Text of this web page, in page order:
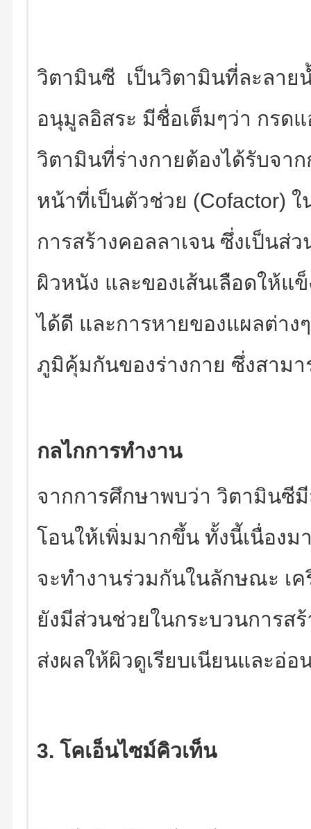
วิตามินซี เป็นวิตามินที่ละลาย
อนุมูลอิสระ มีชื่อเต็มๆว่า กรด
วิตามินที่ร่างกายต้องได้รับจา
หน้าที่เป็นตัวช่วย (Cofactor)
การสร้างคอลลาเจน ซึ่งเป็นส่
ผิวหนัง และของเส้นเลือดให้แ
ได้ดี และการหายของแผลต่าง
ภูมิคุ้มกันของร่างกาย ซึ่งสาม
กลไกการทำงาน
จากการศึกษาพบว่า วิตามินซี
โอนให้เพิ่มมากขึ้น ทั้งนี้เนื่อง
จะทำงานร่วมกันในลักษณะ เ
ยังมีส่วนช่วยในกระบวนการส
ส่งผลให้ผิวดูเรียบเนียนและอ่อ
3. โคเอ็นไซม์คิวเท็น